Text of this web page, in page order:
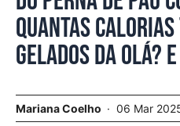
quantas calorias
gelados da Olá?
Mariana Coelho 06 Mar